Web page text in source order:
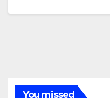
You missed